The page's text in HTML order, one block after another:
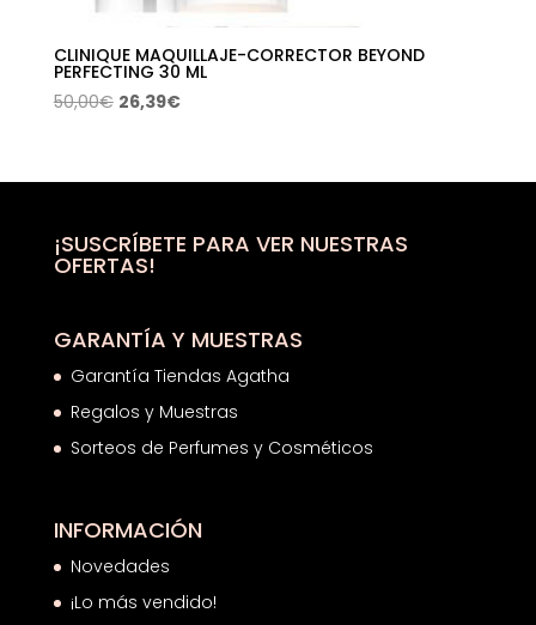
CLINIQUE MAQUILLAJE-CORRECTOR BEYOND
PERFECTING 30 ML
50,00€ El
era:
26,39€El
es:
¡SUSCRÍBETE PARA VER NUESTRAS
OFERTAS!
GARANTÍA Y MUESTRAS
Garantía Tiendas Agatha
Regalos y Muestras
Sorteos de Perfumes y Cosméticos
INFORMACIÓN
Novedades
¡Lo más vendido!